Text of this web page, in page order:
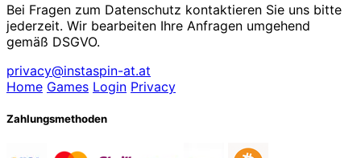
Bei Fragen zum Datenschutz kontaktieren Sie uns bitte
jederzeit. Wir bearbeiten Ihre Anfragen umgehend
gemäß DSGVO.
privacy@instaspin-at.at
Home Games Login Privacy
Zahlungsmethoden